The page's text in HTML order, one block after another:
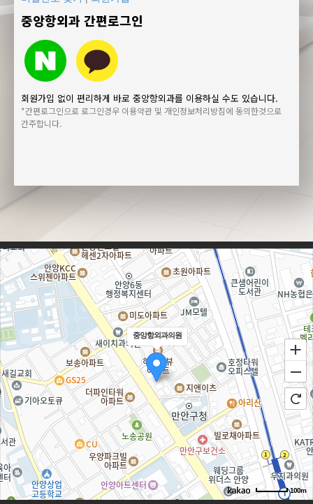
중앙항외과 간편로그인
회원가입 없이 편리하게 바로 중앙항외과를 이용하실 수도 있습니다.
*간편로그인으로 로그인경우 이용약관 및 개인정보처리방침에 동의한것으로
간주합니다.
중앙항외과의원
100m